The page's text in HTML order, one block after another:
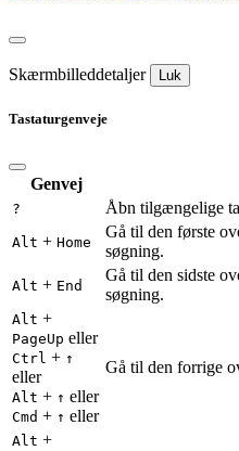
Skærmbilleddetaljer Luk
Tastaturgenveje
Genvej
? Åbn tilgængelige
Alt + Home
Gå til den første
søgning.
Alt + End
Gå til den sidste
søgning.
Alt +
PageUp eller
Ctrl + ↑
eller
Alt + ↑ eller
Cmd + ↑ eller
Gå til den forrige
Alt +